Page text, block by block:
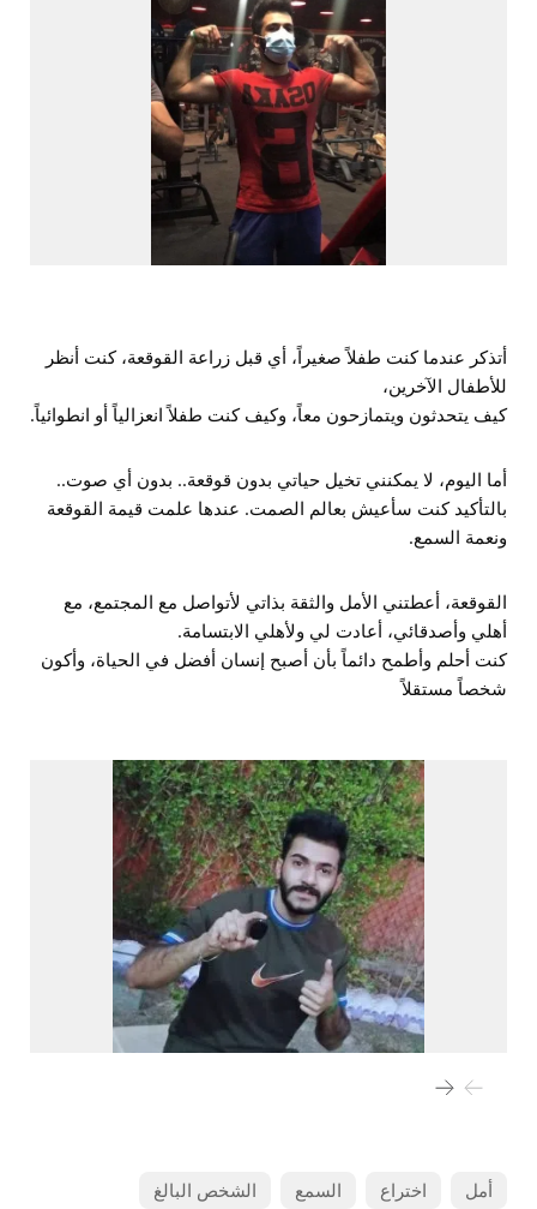
أتذكر عندما كنت طفلاً صغيراً، أي قبل زراعة القوقعة، كنت أنظر
للأطفال الآخرين،
كيف يتحدثون ويتمازحون معاً، وكيف كنت طفلاً انعزالياً أو انطوائياً.
أما اليوم، لا يمكنني تخيل حياتي بدون قوقعة.. بدون أي صوت..
بالتأكيد كنت سأعيش بعالم الصمت. عندها علمت قيمة القوقعة
ونعمة السمع.
القوقعة، أعطتني الأمل والثقة بذاتي لأتواصل مع المجتمع، مع
أهلي وأصدقائي، أعادت لي ولأهلي الابتسامة.
كنت أحلم وأطمح دائماً بأن أصبح إنسان أفضل في الحياة، وأكون
شخصاً مستقلاً
أمل اختراع السمع الشخص البالغ